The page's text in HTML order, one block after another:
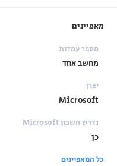
מאפיינים
מספר עמדות
מחשב אחד
יצרן
Microsoft
נדרש חשבון Microsoft
כן
כל המאפיינים